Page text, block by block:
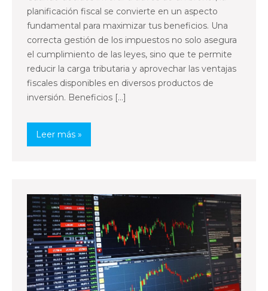
planificación fiscal se convierte en un aspecto
fundamental para maximizar tus beneficios. Una
correcta gestión de los impuestos no solo asegura
el cumplimiento de las leyes, sino que te permite
reducir la carga tributaria y aprovechar las ventajas
fiscales disponibles en diversos productos de
inversión. Beneficios […]
Leer más »